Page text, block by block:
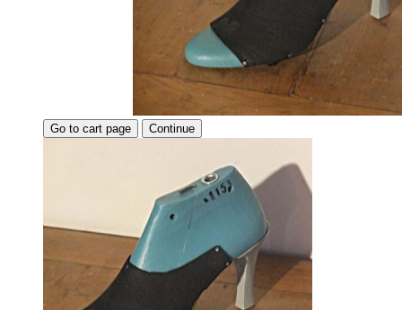
Go to cart page Continue